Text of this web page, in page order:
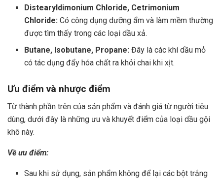
Distearyldimonium Chloride, Cetrimonium
Chloride: Có công dụng dưỡng ẩm và làm mềm thường
được tìm thấy trong các loại dầu xả.
Butane, Isobutane, Propane:Đây là các khí dầu mỏ
có tác dụng đẩy hóa chất ra khỏi chai khi xịt.
Ưu điểm và nhược điểm
Từ thành phần trên của sản phẩm và đánh giá từ người tiêu
dùng, dưới đây là những ưu và khuyết điểm của loại dầu gội
khô này.
Về ưu điểm:
Sau khi sử dụng, sản phẩm không để lại các bột trắng